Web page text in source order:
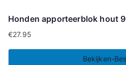
Honden apporteerblok hout
€27.95
Bekijken-